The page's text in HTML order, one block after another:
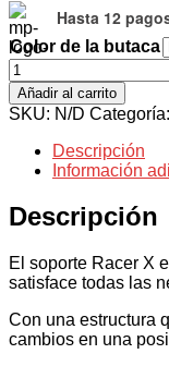
original
era:
Hasta 12
Color de la butaca
Soporte
Regulable
Racer
X
con
Butaca
cantidad
Añadir al carrito
SKU: N/D Categoría:
Descripción
Información
Descripción
El soporte Racer X
satisface todas las
Con una estructura
cambios en una